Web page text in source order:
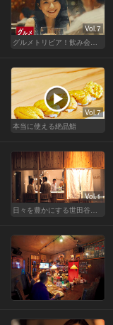
Vol.7
グルメトリビア！飲み会やデートで会話のネタになるQ＆A
Vol.7
本当に使える絶品鮨
Vol.1
日々を豊かにする世田谷の話題店